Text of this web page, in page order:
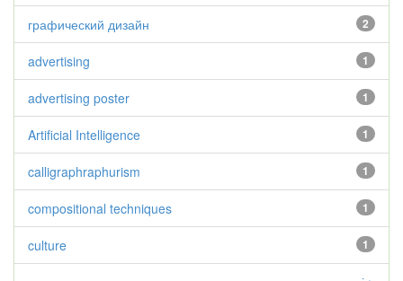
2
графический дизайн
1
advertising
1
advertising poster
1
Artificial Intelligence
1
calligraphraphurism
1
compositional techniques
1
culture